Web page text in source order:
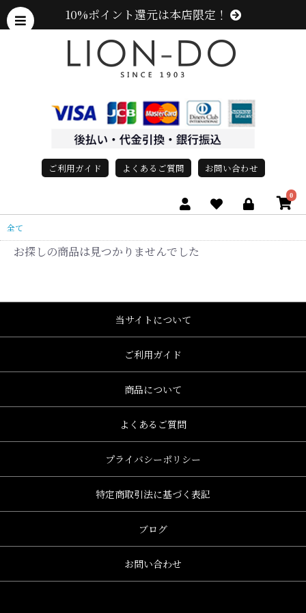
10%ポイント還元は本店限定！
ご利用ガイド よくあるご質問 お問い合わせ
0
全て
お探しの商品は見つかりませんでした
当サイトについて
ご利用ガイド
商品について
よくあるご質問
プライバシーポリシー
特定商取引法に基づく表記
ブログ
お問い合わせ